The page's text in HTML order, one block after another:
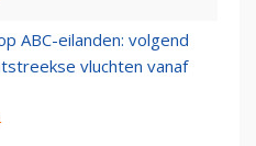
ABC-eilanden: volgend
vluchten vanaf